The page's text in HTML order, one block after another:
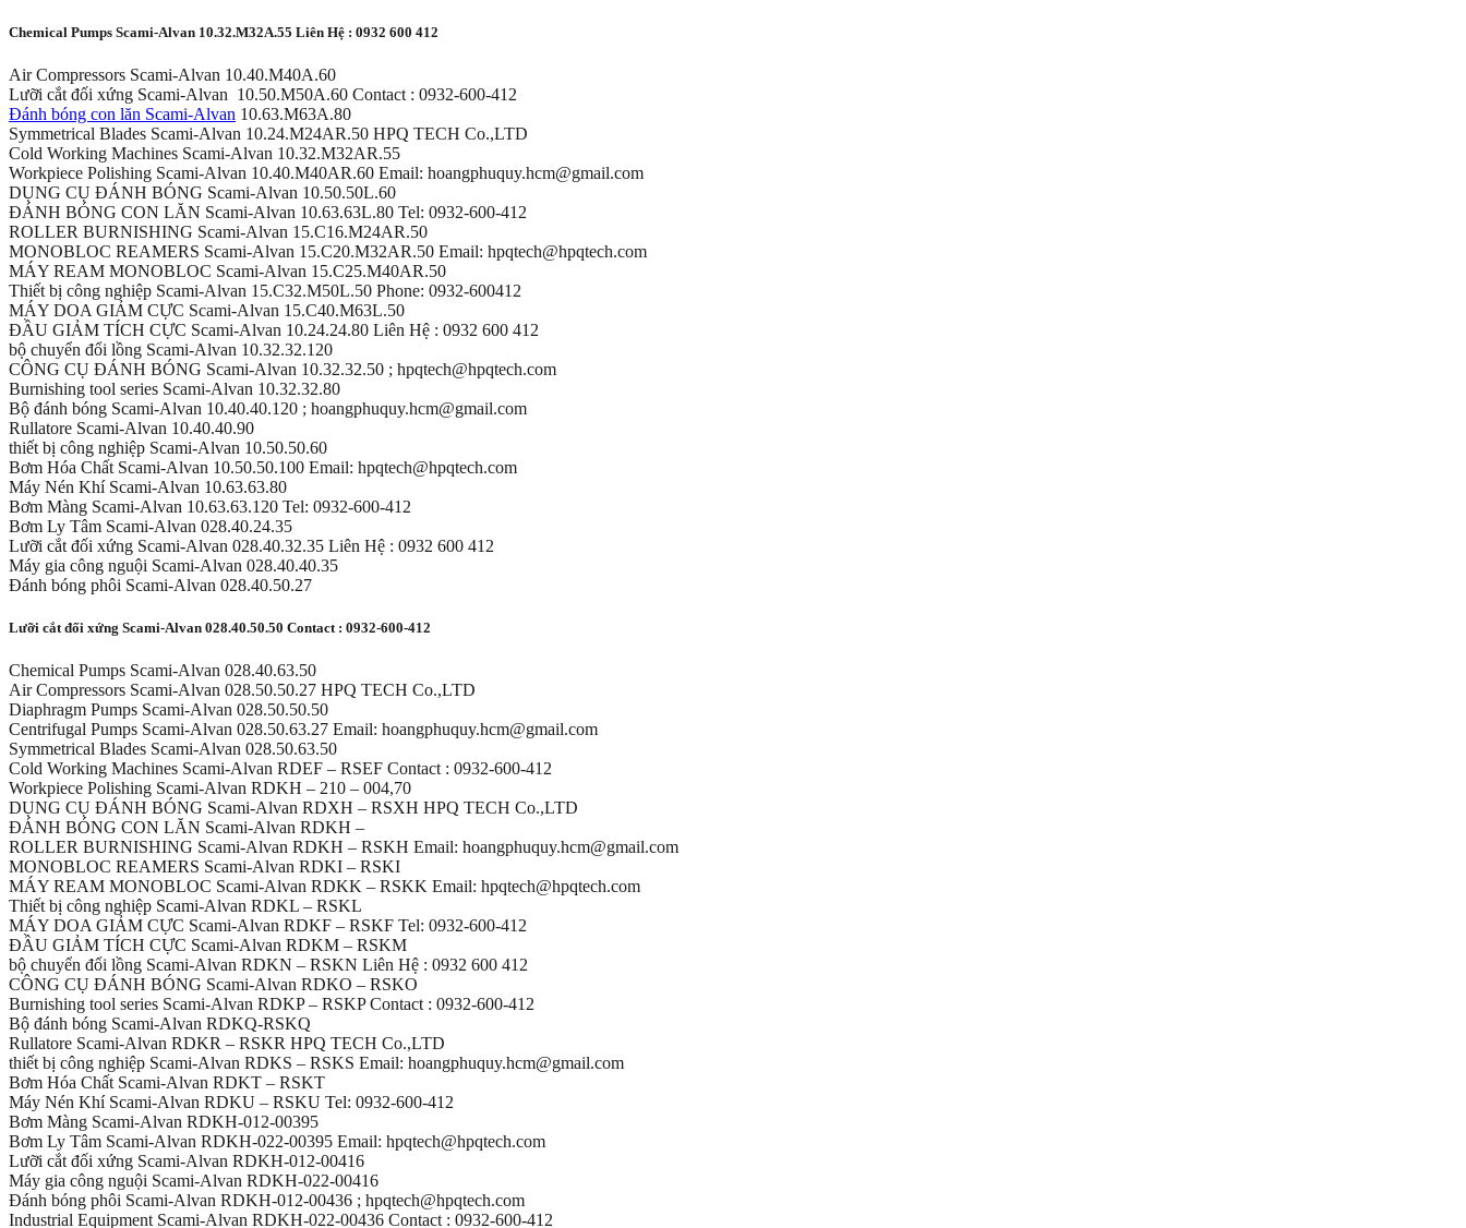
Chemical Pumps Scami-Alvan 10.32.M32A.55 Liên Hệ : 0932 600 412
Air Compressors Scami-Alvan 10.40.M40A.60
Lưỡi cắt đối xứng Scami-Alvan 10.50.M50A.60 Contact : 0932-600-412
Đánh bóng con lăn Scami-Alvan 10.63.M63A.80
Symmetrical Blades Scami-Alvan 10.24.M24AR.50 HPQ TECH Co.,LTD
Cold Working Machines Scami-Alvan 10.32.M32AR.55
Workpiece Polishing Scami-Alvan 10.40.M40AR.60 Email: hoangphuquy.hcm@gmail.com
DỤNG CỤ ĐÁNH BÓNG Scami-Alvan 10.50.50L.60
ĐÁNH BÓNG CON LĂN Scami-Alvan 10.63.63L.80 Tel: 0932-600-412
ROLLER BURNISHING Scami-Alvan 15.C16.M24AR.50
MONOBLOC REAMERS Scami-Alvan 15.C20.M32AR.50 Email: hpqtech@hpqtech.com
MÁY REAM MONOBLOC Scami-Alvan 15.C25.M40AR.50
Thiết bị công nghiệp Scami-Alvan 15.C32.M50L.50 Phone: 0932-600412
MÁY DOA GIẢM CỰC Scami-Alvan 15.C40.M63L.50
ĐẦU GIẢM TÍCH CỰC Scami-Alvan 10.24.24.80 Liên Hệ : 0932 600 412
bộ chuyển đổi lồng Scami-Alvan 10.32.32.120
CÔNG CỤ ĐÁNH BÓNG Scami-Alvan 10.32.32.50 ; hpqtech@hpqtech.com
Burnishing tool series Scami-Alvan 10.32.32.80
Bộ đánh bóng Scami-Alvan 10.40.40.120 ; hoangphuquy.hcm@gmail.com
Rullatore Scami-Alvan 10.40.40.90
thiết bị công nghiệp Scami-Alvan 10.50.50.60
Bơm Hóa Chất Scami-Alvan 10.50.50.100 Email: hpqtech@hpqtech.com
Máy Nén Khí Scami-Alvan 10.63.63.80
Bơm Màng Scami-Alvan 10.63.63.120 Tel: 0932-600-412
Bơm Ly Tâm Scami-Alvan 028.40.24.35
Lưỡi cắt đối xứng Scami-Alvan 028.40.32.35 Liên Hệ : 0932 600 412
Máy gia công nguội Scami-Alvan 028.40.40.35
Đánh bóng phôi Scami-Alvan 028.40.50.27
Lưỡi cắt đối xứng Scami-Alvan 028.40.50.50 Contact : 0932-600-412
Chemical Pumps Scami-Alvan 028.40.63.50
Air Compressors Scami-Alvan 028.50.50.27 HPQ TECH Co.,LTD
Diaphragm Pumps Scami-Alvan 028.50.50.50
Centrifugal Pumps Scami-Alvan 028.50.63.27 Email: hoangphuquy.hcm@gmail.com
Symmetrical Blades Scami-Alvan 028.50.63.50
Cold Working Machines Scami-Alvan RDEF – RSEF Contact : 0932-600-412
Workpiece Polishing Scami-Alvan RDKH – 210 – 004,70
DỤNG CỤ ĐÁNH BÓNG Scami-Alvan RDXH – RSXH HPQ TECH Co.,LTD
ĐÁNH BÓNG CON LĂN Scami-Alvan RDKH –
ROLLER BURNISHING Scami-Alvan RDKH – RSKH Email: hoangphuquy.hcm@gmail.com
MONOBLOC REAMERS Scami-Alvan RDKI – RSKI
MÁY REAM MONOBLOC Scami-Alvan RDKK – RSKK Email: hpqtech@hpqtech.com
Thiết bị công nghiệp Scami-Alvan RDKL – RSKL
MÁY DOA GIẢM CỰC Scami-Alvan RDKF – RSKF Tel: 0932-600-412
ĐẦU GIẢM TÍCH CỰC Scami-Alvan RDKM – RSKM
bộ chuyển đổi lồng Scami-Alvan RDKN – RSKN Liên Hệ : 0932 600 412
CÔNG CỤ ĐÁNH BÓNG Scami-Alvan RDKO – RSKO
Burnishing tool series Scami-Alvan RDKP – RSKP Contact : 0932-600-412
Bộ đánh bóng Scami-Alvan RDKQ-RSKQ
Rullatore Scami-Alvan RDKR – RSKR HPQ TECH Co.,LTD
thiết bị công nghiệp Scami-Alvan RDKS – RSKS Email: hoangphuquy.hcm@gmail.com
Bơm Hóa Chất Scami-Alvan RDKT – RSKT
Máy Nén Khí Scami-Alvan RDKU – RSKU Tel: 0932-600-412
Bơm Màng Scami-Alvan RDKH-012-00395
Bơm Ly Tâm Scami-Alvan RDKH-022-00395 Email: hpqtech@hpqtech.com
Lưỡi cắt đối xứng Scami-Alvan RDKH-012-00416
Máy gia công nguội Scami-Alvan RDKH-022-00416
Đánh bóng phôi Scami-Alvan RDKH-012-00436 ; hpqtech@hpqtech.com
Industrial Equipment Scami-Alvan RDKH-022-00436 Contact : 0932-600-412